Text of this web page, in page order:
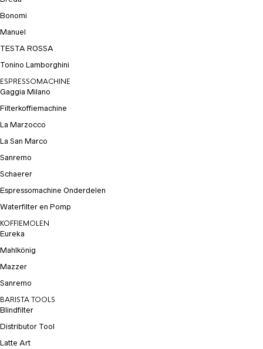
Bonomi
Manuel
TESTA ROSSA
Tonino Lamborghini
ESPRESSOMACHINE
Gaggia Milano
Filterkoffiemachine
La Marzocco
La San Marco
Sanremo
Schaerer
Espressomachine Onderdelen
Waterfilter en Pomp
KOFFIEMOLEN
Eureka
Mahlkönig
Mazzer
Sanremo
BARISTA TOOLS
Blindfilter
Distributor Tool
Latte Art